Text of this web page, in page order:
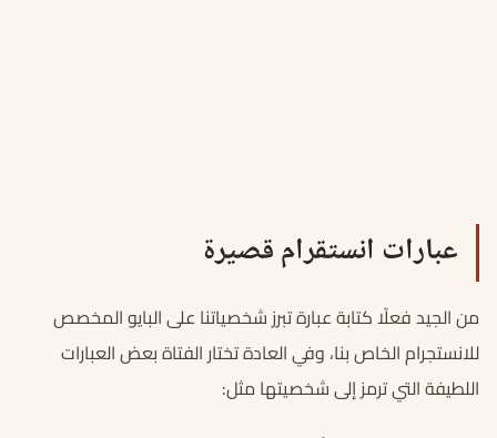
عبارات انستقرام قصيرة
من الجيد فعلًا كتابة عبارة تبرز شخصياتنا على البايو المخصص
للانستجرام الخاص بنا، وفي العادة تختار الفتاة بعض العبارات
اللطيفة التي ترمز إلى شخصيتها مثل: